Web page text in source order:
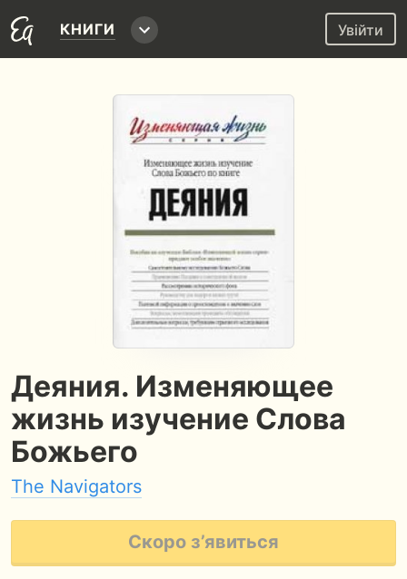
КНИГИ Увійти
Деяния. Изменяющее
жизнь изучение Слова
Божьего
The Navigators
Скоро з’явиться